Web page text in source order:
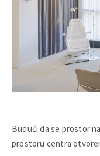
Budući da se prostor
prostoru centra